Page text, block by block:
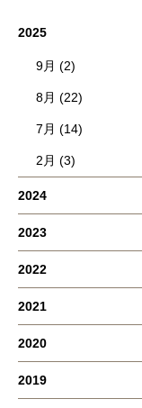
2025
9月 (2)
8月 (22)
7月 (14)
2月 (3)
2024
2023
2022
2021
2020
2019